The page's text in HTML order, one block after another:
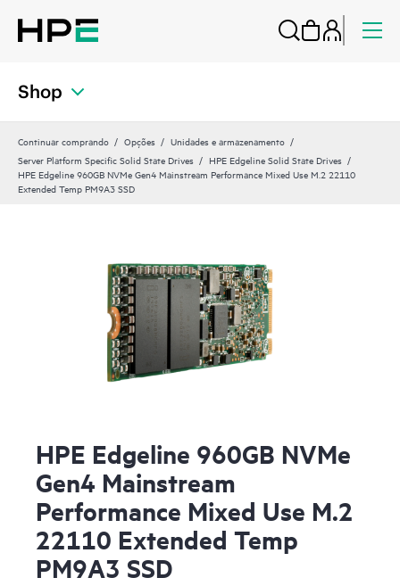
Shop
Continuar comprando Opções
Unidades e armazenamento
Server Platform Specific Solid State Drives
HPE Edgeline Solid State Drives
HPE Edgeline 960GB NVMe Gen4 Mainstream Performance Mixed Use M.2 22110
Extended Temp PM9A3 SSD
HPE Edgeline 960GB NVMe
Gen4 Mainstream
Performance Mixed Use M.2
22110 Extended Temp
PM9A3 SSD